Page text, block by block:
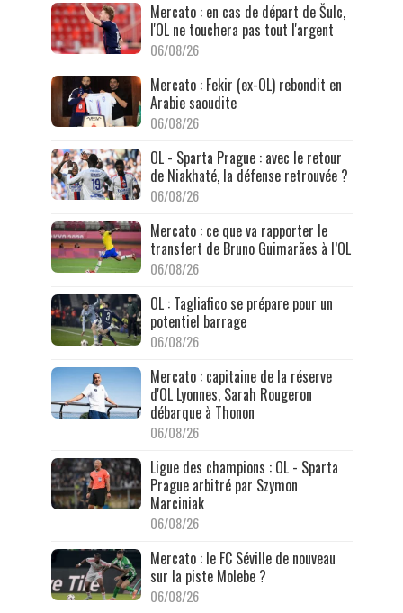
Mercato : en cas de départ de Šulc,
l'OL ne touchera pas tout l'argent
06/08/26
Mercato : Fekir (ex-OL) rebondit en
Arabie saoudite
06/08/26
OL - Sparta Prague : avec le retour
de Niakhaté, la défense retrouvée ?
06/08/26
Mercato : ce que va rapporter le
transfert de Bruno Guimarães à l’OL
06/08/26
OL : Tagliafico se prépare pour un
potentiel barrage
06/08/26
Mercato : capitaine de la réserve
d'OL Lyonnes, Sarah Rougeron
débarque à Thonon
06/08/26
Ligue des champions : OL - Sparta
Prague arbitré par Szymon
Marciniak
06/08/26
Mercato : le FC Séville de nouveau
sur la piste Molebe ?
06/08/26